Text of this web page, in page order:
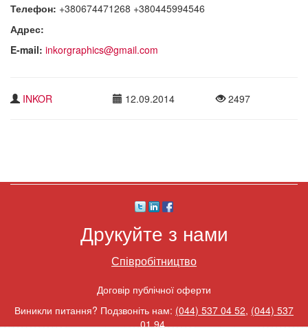
Телефон: +380674471268 +380445994546
Адрес:
E-mail: inkorgraphics@gmail.com
INKOR 12.09.2014 2497
Друкуйте з нами
Співробітництво
Договір публічної оферти
Виникли питання? Подзвоніть нам: (044) 537 04 52, (044) 537
01 94.